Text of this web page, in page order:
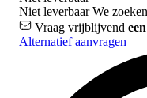
Niet leverbaarWe
Vraag vrijblijvend
Alternatief aanvragen